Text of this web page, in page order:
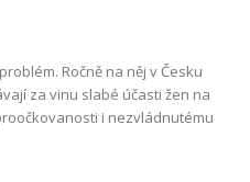
Ročně na něj v Česku
za vinu slabé účasti žen na
i nezvládnutému